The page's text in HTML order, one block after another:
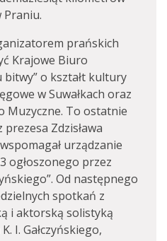
Praniu.
prańskich
Krajowe Biuro
bitwy” o kształt kultury
w Suwałkach oraz
Muzyczne. To ostatnie
Zdzisława
urządzanie
ogłoszonego przez
Od następnego
spotkań z
i aktorską solistyką
I. Gałczyńskiego,